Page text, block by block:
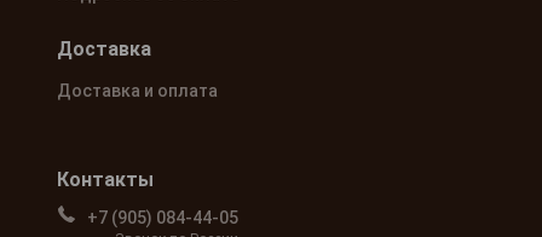
Контакты
+7 (905) 084-44-05
Доставка
Доставка и оплата